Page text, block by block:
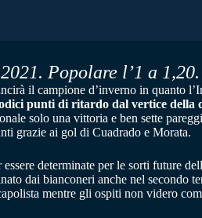
Popolare l’1 a
il campione d’inverno in quanto
punti di ritardo dal vertice della
solo una vittoria e ben sette
grazie ai gol di Cuadrado e Morata.
determinate per le sorti future
dai bianconeri anche nel secondo
mentre gli ospiti non videro